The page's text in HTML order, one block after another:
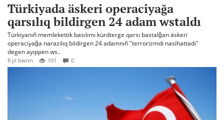
Türkiyada äskeri operaciyağa
qarsılıq bildirgen 24 adam wstaldı
Türkiyanıñ memlekettik basılımı kürdterge qarsı bastalğan äskeri
operaciyağa narazılıq bildirgen 24 adamnıñ "terrorizmdi nasihattadı"
degen ayıppen ws..
8 jıl bwrın 101 0